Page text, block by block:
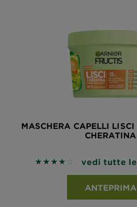
MASCHERA CAPELLI
CHERATINA
4 out of 5 stars based on
vedi tutte
ANTEPRIMA